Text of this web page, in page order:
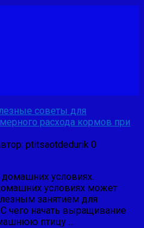
советы для
расхода кормов при
ptitsaotdedurik 0
условиях.
условиях может
занятием для
чего начать выращивание
птицу …